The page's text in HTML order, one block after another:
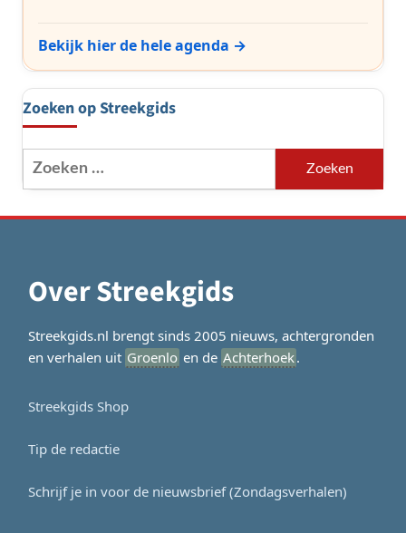
Bekijk hier de hele agenda →
Zoeken op Streekgids
Zoeken
naar:
Over Streekgids
Streekgids.nl brengt sinds 2005 nieuws, achtergronden
en verhalen uit Groenlo en de Achterhoek.
Streekgids Shop
Tip de redactie
Schrijf je in voor de nieuwsbrief (Zondagsverhalen)